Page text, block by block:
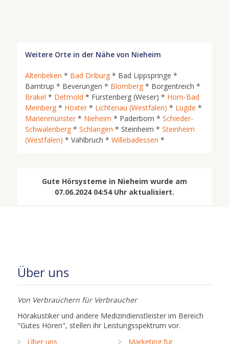
Weitere Orte in der Nähe von Nieheim
Altenbeken * Bad Driburg * Bad Lippspringe *
Barntrup * Beverungen * Blomberg * Borgentreich *
Brakel * Detmold * Fürstenberg (Weser) * Horn-Bad
Meinberg * Höxter * Lichtenau (Westfalen) * Lügde *
Marienmünster * Nieheim * Paderborn * Schieder-
Schwalenberg * Schlangen * Steinheim * Steinheim
(Westfalen) * Vahlbruch * Willebadessen *
Gute Hörsysteme in Nieheim wurde am
07.06.2024 04:54 Uhr aktualisiert.
Über uns
Von Verbrauchern für Verbraucher
Hörakustiker und andere Medizindienstleister im Bereich
"Gutes Hören", stellen ihr Leistungsspektrum vor.
Über uns
Marketing für